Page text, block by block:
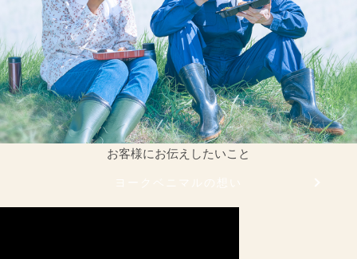
お客様にお伝えしたいこと
ヨークベニマルの想い